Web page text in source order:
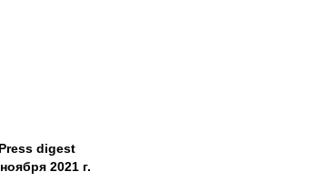
Press digest
2021 г.